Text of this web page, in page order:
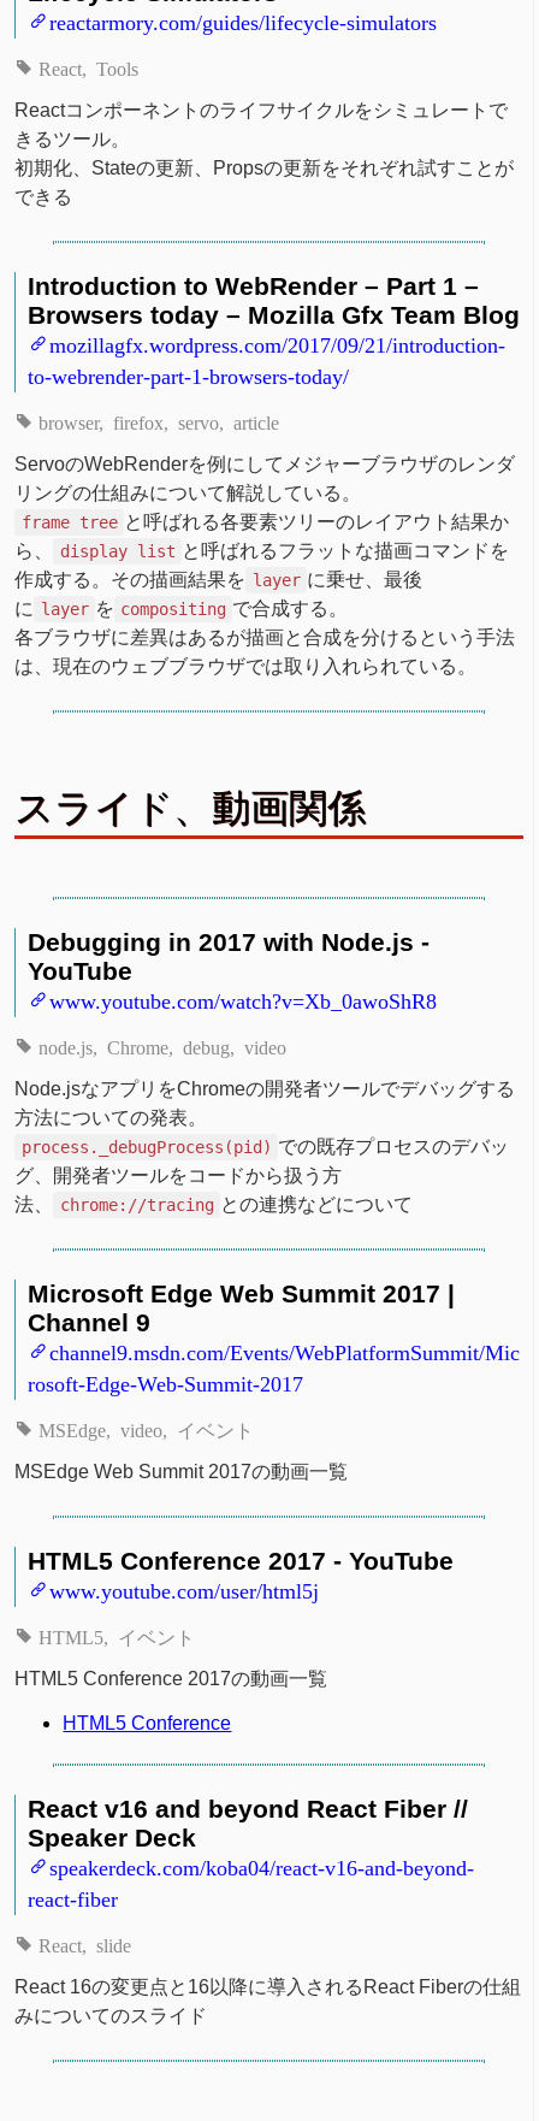
reactarmory.com/guides/lifecycle-simulators
React Tools
Reactコンポーネントのライフサイクルをシミュレートで
きるツール。
初期化、Stateの更新、Propsの更新をそれぞれ試すことが
できる
Introduction to WebRender – Part 1 –
Browsers today – Mozilla Gfx Team Blog
mozillagfx.wordpress.com/2017/09/21/introduction-
to-webrender-part-1-browsers-today/
browser firefox servo article
ServoのWebRenderを例にしてメジャーブラウザのレンダ
リングの仕組みについて解説している。
frame tree と呼ばれる各要素ツリーのレイアウト結果か
ら、
display list と呼ばれるフラットな描画コマンドを
作成する。その描画結果を layer に乗せ、最後
に layer を compositing で合成する。
各ブラウザに差異はあるが描画と合成を分けるという手法
は、現在のウェブブラウザでは取り入れられている。
スライド、動画関係
Debugging in 2017 with Node.js -
YouTube
www.youtube.com/watch?v=Xb_0awoShR8
node.js Chrome debug video
Node.jsなアプリをChromeの開発者ツールでデバッグする
方法についての発表。
process._debugProcess(pid) での既存プロセスのデバッ
グ、開発者ツールをコードから扱う方
法、
chrome://tracing との連携などについて
Microsoft Edge Web Summit 2017 |
Channel 9
channel9.msdn.com/Events/WebPlatformSummit/Mic
rosoft-Edge-Web-Summit-2017
MSEdge video イベント
MSEdge Web Summit 2017の動画一覧
HTML5 Conference 2017 - YouTube
www.youtube.com/user/html5j
HTML5 イベント
HTML5 Conference 2017の動画一覧
HTML5 Conference
React v16 and beyond React Fiber //
Speaker Deck
speakerdeck.com/koba04/react-v16-and-beyond-
react-fiber
React slide
React 16の変更点と16以降に導入されるReact Fiberの仕組
みについてのスライド